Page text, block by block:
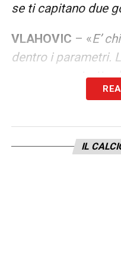
se ti capitano due
VLAHOVIC – «E’
dentro i parametri.
avere un contratto
nuovo tentativo. E’
LA PLAYLISTIL